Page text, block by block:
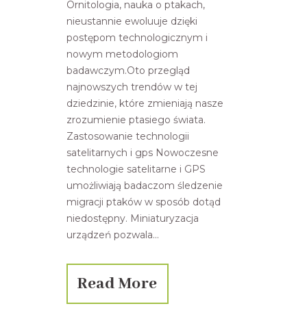
Ornitologia, nauka o ptakach,
nieustannie ewoluuje dzięki
postępom technologicznym i
nowym metodologiom
badawczym.Oto przegląd
najnowszych trendów w tej
dziedzinie, które zmieniają nasze
zrozumienie ptasiego świata.
Zastosowanie technologii
satelitarnych i gps Nowoczesne
technologie satelitarne i GPS
umożliwiają badaczom śledzenie
migracji ptaków w sposób dotąd
niedostępny. Miniaturyzacja
urządzeń pozwala...
Read More